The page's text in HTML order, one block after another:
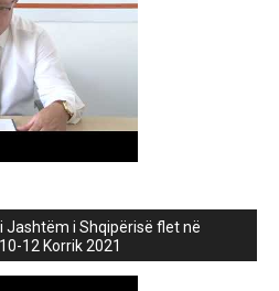
Jashtëm i Shqipërisë flet në
12 Korrik 2021